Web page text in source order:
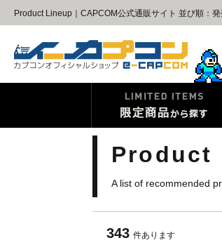
Product Lineup｜CAPCOM公式通販サイト 並び順：
Product
A list of recommended
343 件あります